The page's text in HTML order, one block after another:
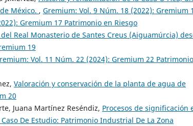
México. , Gremium: Vol. 9 Núm. 18 (2022): Gremium
Gremium 17 Patrimonio en Riesgo
Real Monasterio de Santes Creus (Aiguamúrcia)
19
Vol. 11 Núm. 22 (2024): Gremium 22 Patrimonio
Valoración y conservación de la planta de agua de
20
Juana Martínez Reséndiz, Procesos de significación
De Estudio: Patrimonio Industrial De La Zona